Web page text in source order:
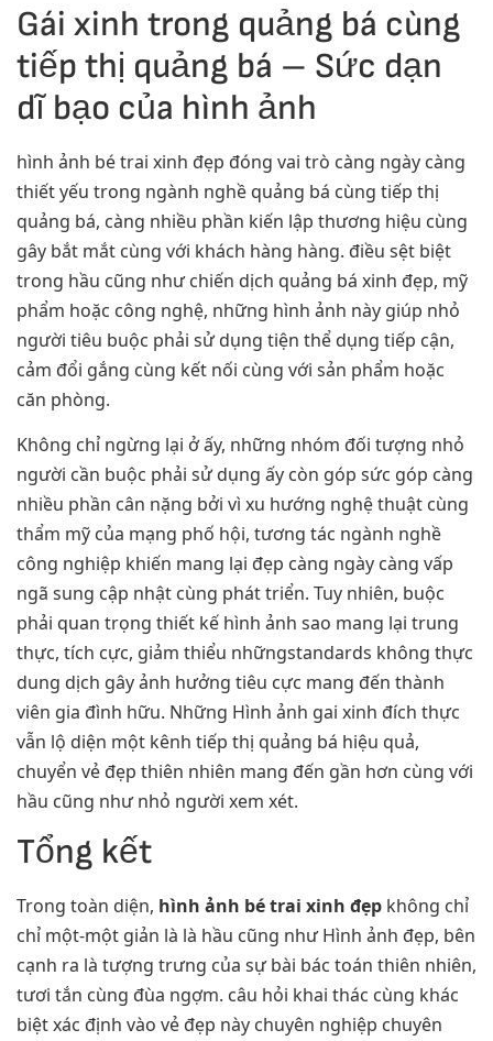
Gái xinh trong quảng bá cùng
tiếp thị quảng bá – Sức dạn
dĩ bạo của hình ảnh
hình ảnh bé trai xinh đẹp đóng vai trò càng ngày càng
thiết yếu trong ngành nghề quảng bá cùng tiếp thị
quảng bá, càng nhiều phần kiến lập thương hiệu cùng
gây bắt mắt cùng với khách hàng hàng. điều sệt biệt
trong hầu cũng như chiến dịch quảng bá xinh đẹp, mỹ
phẩm hoặc công nghệ, những hình ảnh này giúp nhỏ
người tiêu buộc phải sử dụng tiện thể dụng tiếp cận,
cảm đổi gắng cùng kết nối cùng với sản phẩm hoặc
căn phòng.
Không chỉ ngừng lại ở ấy, những nhóm đối tượng nhỏ
người cần buộc phải sử dụng ấy còn góp sức góp càng
nhiều phần cân nặng bởi vì xu hướng nghệ thuật cùng
thẩm mỹ của mạng phố hội, tương tác ngành nghề
công nghiệp khiến mang lại đẹp càng ngày càng vấp
ngã sung cập nhật cùng phát triển. Tuy nhiên, buộc
phải quan trọng thiết kế hình ảnh sao mang lại trung
thực, tích cực, giảm thiểu nhữngstandards không thực
dung dịch gây ảnh hưởng tiêu cực mang đến thành
viên gia đình hữu. Những Hình ảnh gai xinh đích thực
vẫn lộ diện một kênh tiếp thị quảng bá hiệu quả,
chuyển vẻ đẹp thiên nhiên mang đến gần hơn cùng với
hầu cũng như nhỏ người xem xét.
Tổng kết
Trong toàn diện, hình ảnh bé trai xinh đẹp không chỉ
chỉ một-một giản là là hầu cũng như Hình ảnh đẹp, bên
cạnh ra là tượng trưng của sự bài bác toán thiên nhiên,
tươi tắn cùng đùa ngợm. câu hỏi khai thác cùng khác
biệt xác định vào vẻ đẹp này chuyên nghiệp chuyên